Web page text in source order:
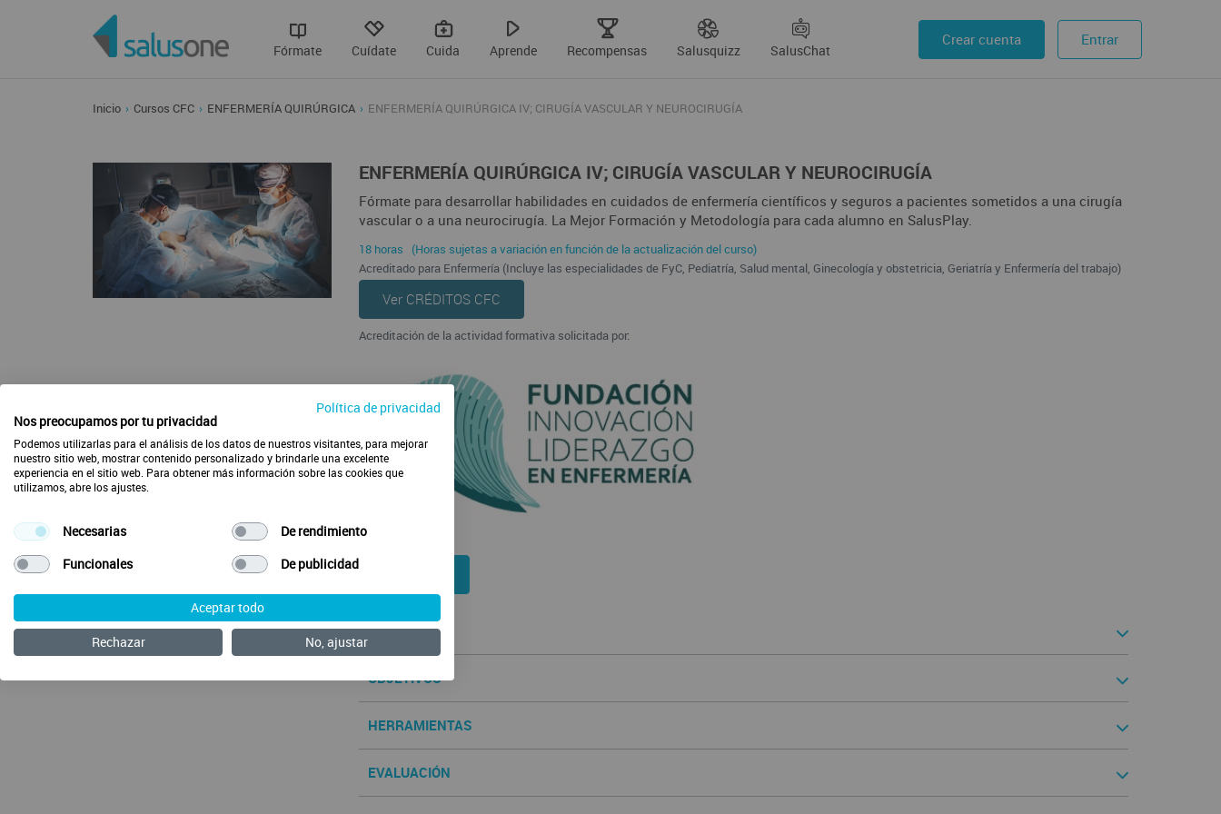
Fórmate Cuídate Cuida Aprende Recompensas Salusquizz SalusChat
Crear cuenta Entrar
Inicio Cursos CFC ENFERMERÍA QUIRÚRGICA ENFERMERÍA QUIRÚRGICA IV; CIRUGÍA VASCULAR Y NEUROCIRUGÍA
ENFERMERÍA QUIRÚRGICA IV; CIRUGÍA VASCULAR Y NEUROCIRUGÍA
Fórmate para desarrollar habilidades en cuidados de enfermería científicos y seguros a pacientes sometidos a una cirugía
vascular o a una neurocirugía. La Mejor Formación y Metodología para cada alumno en SalusPlay.
18 horas (Horas sujetas a variación en función de la actualización del curso)
Acreditado para Enfermería (Incluye las especialidades de FyC, Pediatría, Salud mental, Ginecología y obstetricia, Geriatría y Enfermería del trabajo)
Ver CRÉDITOS CFC
Acreditación de la actividad formativa solicitada por:
CONTENIDOS
OBJETIVOS
HERRAMIENTAS
EVALUACIÓN
Política de privacidad
Nos preocupamos por tu privacidad
Podemos utilizarlas para el análisis de los datos de nuestros visitantes, para mejorar
nuestro sitio web, mostrar contenido personalizado y brindarle una excelente
experiencia en el sitio web. Para obtener más información sobre las cookies que
utilizamos, abre los ajustes.
Necesarias
De rendimiento
Funcionales
De publicidad
Aceptar todo
Rechazar
No, ajustar